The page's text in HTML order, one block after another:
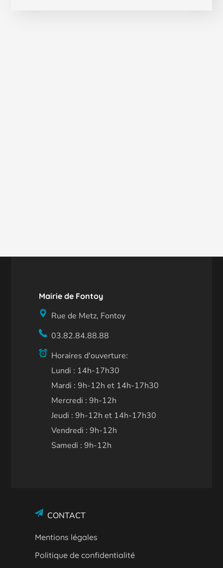
Mairie de Fontoy
Rue de Metz, Fontoy
03.82.84.88.88
Horaires d'ouverture:
Lundi : 14h-17h30
Mardi : 9h-12h et 14h-17h30
Mercredi : 9h-12h
Jeudi : 9h-12h et 14h-17h30
Vendredi : 9h-12h
Samedi : 9h-12h
CONTACT
Mentions légales
Politique de confidentialité